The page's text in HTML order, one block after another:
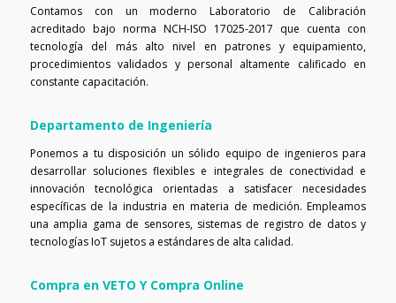
Contamos con un moderno Laboratorio de Calibración
acreditado bajo norma NCH-ISO 17025-2017 que cuenta con
tecnología del más alto nivel en patrones y equipamiento,
procedimientos validados y personal altamente calificado en
constante capacitación.
Departamento de Ingeniería
Ponemos a tu disposición un sólido equipo de ingenieros para
desarrollar soluciones flexibles e integrales de conectividad e
innovación tecnológica orientadas a satisfacer necesidades
específicas de la industria en materia de medición. Empleamos
una amplia gama de sensores, sistemas de registro de datos y
tecnologías IoT sujetos a estándares de alta calidad.
Compra en VETO Y Compra Online